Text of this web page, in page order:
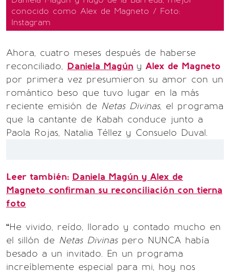
conocido como Alex de Magneto / Foto:
Instagram
Ahora, cuatro meses después de haberse
reconciliado, Daniela Magún y Alex de Magneto
por primera vez presumieron su amor con un
romántico beso que tuvo lugar en la más
reciente emisión de Netas Divinas, el programa
que la cantante de Kabah conduce junto a
Paola Rojas, Natalia Téllez y Consuelo Duval.
Leer también: Daniela Magún y Alex de
Magneto confirman su reconciliación con tierna
foto
“He vivido, reído, llorado y contado mucho en
el sillón de Netas Divinaspero NUNCA había
besado a un invitado. En un programa
increíblemente especial para mi, hoy nos